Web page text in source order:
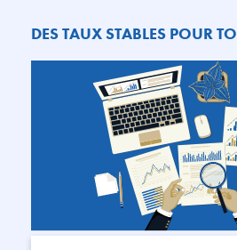
DES TAUX STABLES POUR